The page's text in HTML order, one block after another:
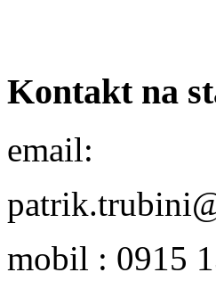
Kontakt na
email:
mobil : 0915